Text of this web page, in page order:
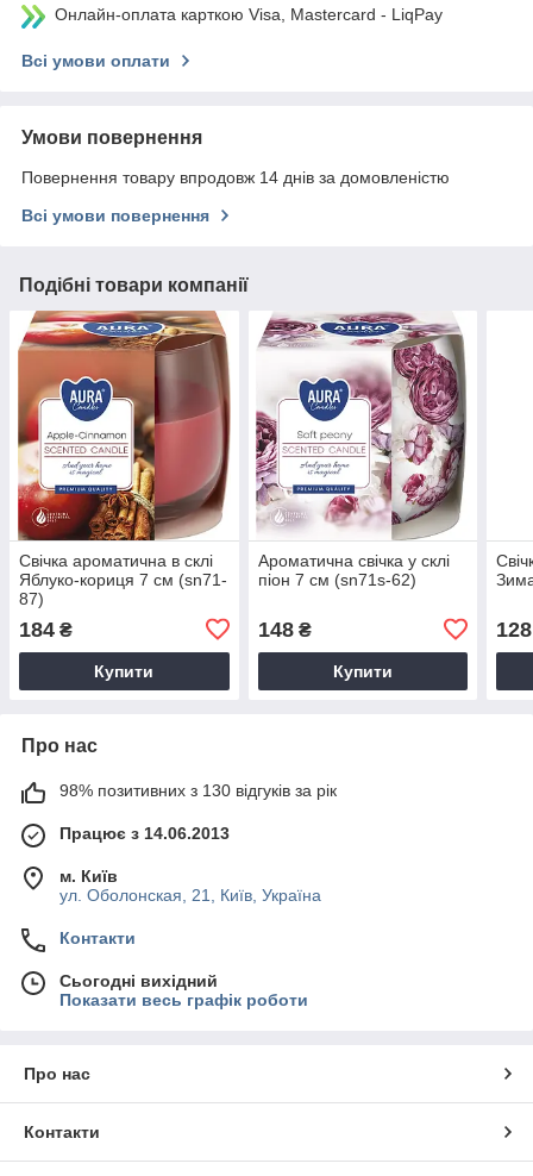
Онлайн-оплата карткою Visa, Mastercard - LiqPay
Всі умови оплати
Умови повернення
Повернення товару впродовж 14 днів за домовленістю
Всі умови повернення
Подібні товари компанії
Свічка ароматична в склі
Яблуко-кориця 7 см (sn71-
87)
184 ₴
Купити
Ароматична свічка у склі
піон 7 см (sn71s-62)
148₴
Купити
128
Про нас
98% позитивних з 130 відгуків за рік
Працює з 14.06.2013
м. Київ
ул. Оболонская, 21, Київ, Україна
Контакти
Сьогодні вихідний
Показати весь графік роботи
Про нас
Контакти